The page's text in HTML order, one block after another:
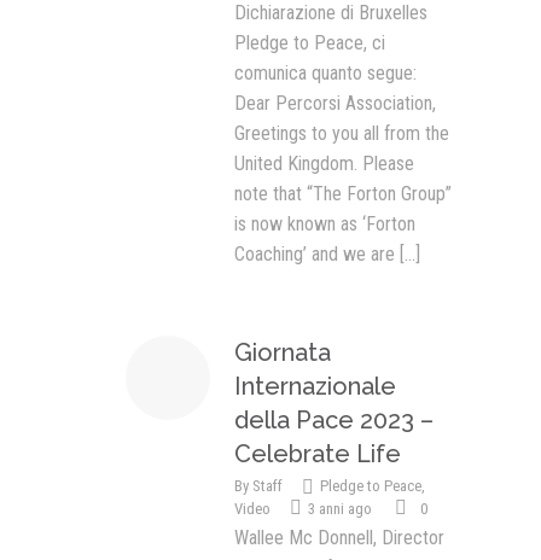
Dichiarazione di Bruxelles
Pledge to Peace, ci
comunica quanto segue:
Dear Percorsi Association,
Greetings to you all from the
United Kingdom. Please
note that “The Forton Group”
is now known as ‘Forton
Coaching’ and we are [...]
Giornata
Internazionale
della Pace 2023 –
Celebrate Life
By Staff Pledge to Peace,
Video
3 anni ago 0
Wallee Mc Donnell, Director